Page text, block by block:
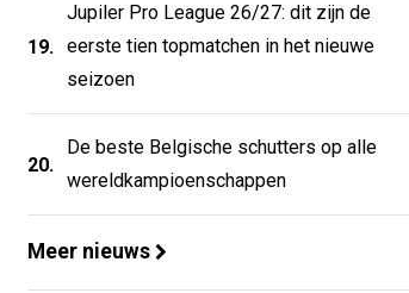
19.
Jupiler Pro League 26/27: dit zijn de
eerste tien topmatchen in het nieuwe
seizoen
20.
De beste Belgische schutters op alle
wereldkampioenschappen
Meer nieuws